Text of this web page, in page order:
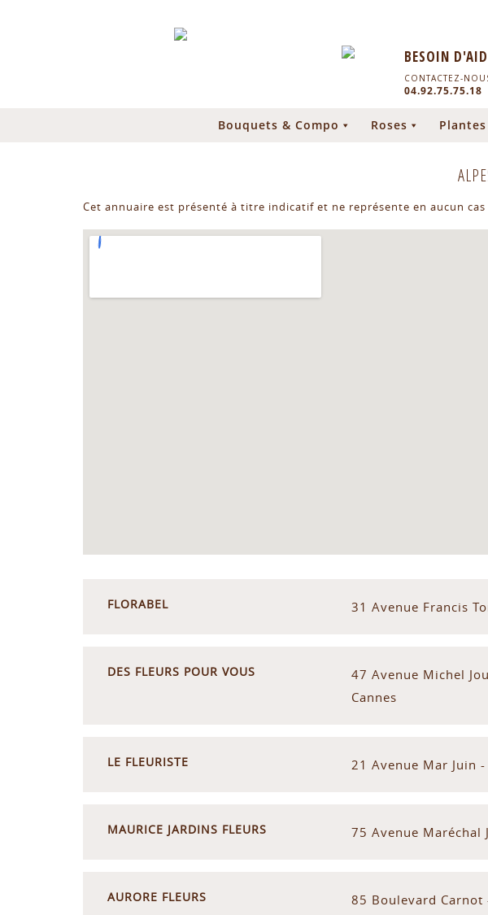
BESOIN
CONTACTEZ-
04.92.75.75.18
Bouquets & Compo Roses Plantes
Cet annuaire est présenté à titre indicatif et ne représente en aucun cas
FLORABEL 31 Avenue Francis
DES FLEURS POUR VOUS
47 Avenue Michel
Cannes
LE FLEURISTE 21 Avenue Mar Juin
MAURICE JARDINS FLEURS 75 Avenue Maréchal
AURORE FLEURS 85 Boulevard Carnot